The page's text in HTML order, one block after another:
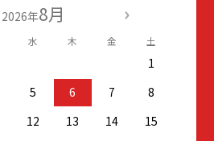
2026年8月
水 木 金 土
1
5 6 7
8
12 13 14
15